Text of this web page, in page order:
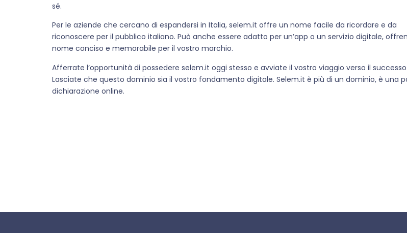
sé.
Per le aziende che cercano di espandersi in Italia, selem.it offre un nome facile da ricordare e da
riconoscere per il pubblico italiano. Può anche essere adatto per un’app o un servizio digitale,
nome conciso e memorabile per il vostro marchio.
Afferrate l’opportunità di possedere selem.it oggi stesso e avviate il vostro viaggio verso il
Lasciate che questo dominio sia il vostro fondamento digitale. Selem.it è più di un dominio, è una
dichiarazione online.